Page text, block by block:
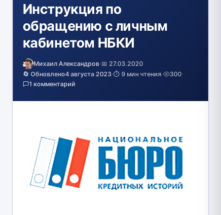
Инструкция по
обращению с личным
кабинетом НБКИ
Михаил Александров·📅 27.03.2020
🔄 Обновлено4 августа 2023·⏱️ 9 мин чтения· 300·
1 комментарий